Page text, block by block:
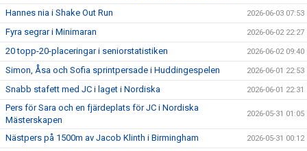
Hannes nia i Shake Out Run 2026-06-03 07:53
Fyra segrar i Minimaran 2026-06-02 22:27
20 topp-20-placeringar i seniorstatistiken 2026-06-02 09:40
Simon, Åsa och Sofia sprintpersade i Huddingespelen 2026-06-01 22:53
Snabb stafett med JC i laget i Nordiska 2026-06-01 22:31
Pers för Sara och en fjärdeplats för JC i Nordiska
Mästerskapen
2026-05-31 01:05
Nästpers på 1500m av Jacob Klinth i Birmingham 2026-05-31 00:12